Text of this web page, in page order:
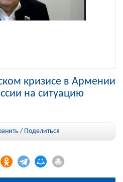
кризисе в Армении
на ситуацию
/ Поделиться